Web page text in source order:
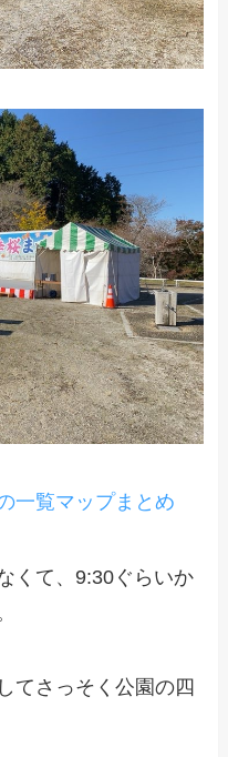
一覧マップまとめ
くて、9:30ぐらいか
てさっそく公園の四